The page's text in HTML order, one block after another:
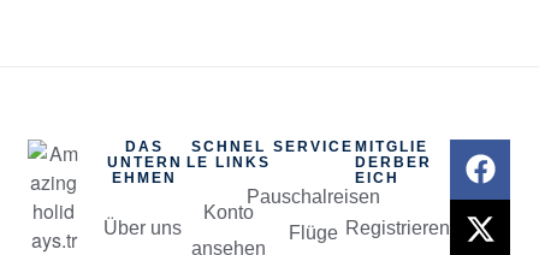
DAS
UNTERN
EHMEN
Über uns
SCHNEL
LE LINKS
Konto
ansehen
SERVICE
Pauschalreisen
Flüge
MITGLIE
DERBER
EICH
Registrieren